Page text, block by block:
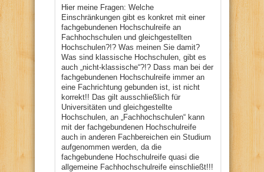
Hier meine Fragen: Welche
Einschränkungen gibt es konkret mit einer
fachgebundenen Hochschulreife an
Fachhochschulen und gleichgestellten
Hochschulen?!? Was meinen Sie damit?
Was sind klassische Hochschulen, gibt es
auch „nicht-klassische“?!? Dass man bei der
fachgebundenen Hochschulreife immer an
eine Fachrichtung gebunden ist, ist nicht
korrekt!! Das gilt ausschließlich für
Universitäten und gleichgestellte
Hochschulen, an „Fachhochschulen“ kann
mit der fachgebundenen Hochschulreife
auch in anderen Fachbereichen ein Studium
aufgenommen werden, da die
fachgebundene Hochschulreife quasi die
allgemeine Fachhochschulreife einschließt!!!